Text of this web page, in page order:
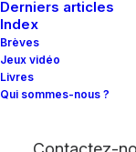
Derniers articles
Index
Brèves
Jeux vidéo
Livres
Qui sommes-nous ?